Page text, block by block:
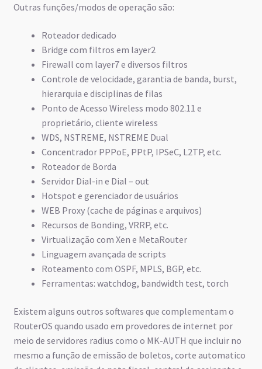
Outras funções/modos de operação são:
Roteador dedicado
Bridge com filtros em layer2
Firewall com layer7 e diversos filtros
Controle de velocidade, garantia de banda, burst,
hierarquia e disciplinas de filas
Ponto de Acesso Wireless modo 802.11 e
proprietário, cliente wireless
WDS, NSTREME, NSTREME Dual
Concentrador PPPoE, PPtP, IPSeC, L2TP, etc.
Roteador de Borda
Servidor Dial-in e Dial – out
Hotspot e gerenciador de usuários
WEB Proxy (cache de páginas e arquivos)
Recursos de Bonding, VRRP, etc.
Virtualização com Xen e MetaRouter
Linguagem avançada de scripts
Roteamento com OSPF, MPLS, BGP, etc.
Ferramentas: watchdog, bandwidth test, torch
Existem alguns outros softwares que complementam o
RouterOS quando usado em provedores de internet por
meio de servidores radius como o MK-AUTH que incluir no
mesmo a função de emissão de boletos, corte automatico